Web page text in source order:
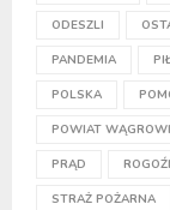
ODESZLI
PANDEMIA
POLSKA
POWIAT
PRĄD
STRAŻ POŻARNA